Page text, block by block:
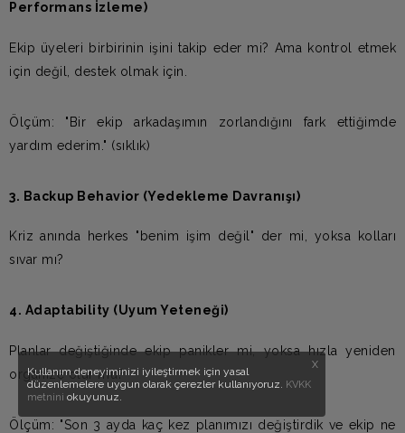
Performans İzleme)
Ekip üyeleri birbirinin işini takip eder mi? Ama kontrol etmek
için değil, destek olmak için.
Ölçüm: "Bir ekip arkadaşımın zorlandığını fark ettiğimde
yardım ederim." (sıklık)
3. Backup Behavior (Yedekleme Davranışı)
Kriz anında herkes "benim işim değil" der mi, yoksa kolları
sıvar mı?
4. Adaptability (Uyum Yeteneği)
Planlar değiştiğinde ekip panikler mi, yoksa hızla yeniden
organize olur mu?
Ölçüm: "Son 3 ayda kaç kez planımızı değiştirdik ve ekip ne
X
Kullanım deneyiminizi iyileştirmek için yasal
düzenlemelere uygun olarak çerezler kullanıyoruz. KVKK
metnini okuyunuz.